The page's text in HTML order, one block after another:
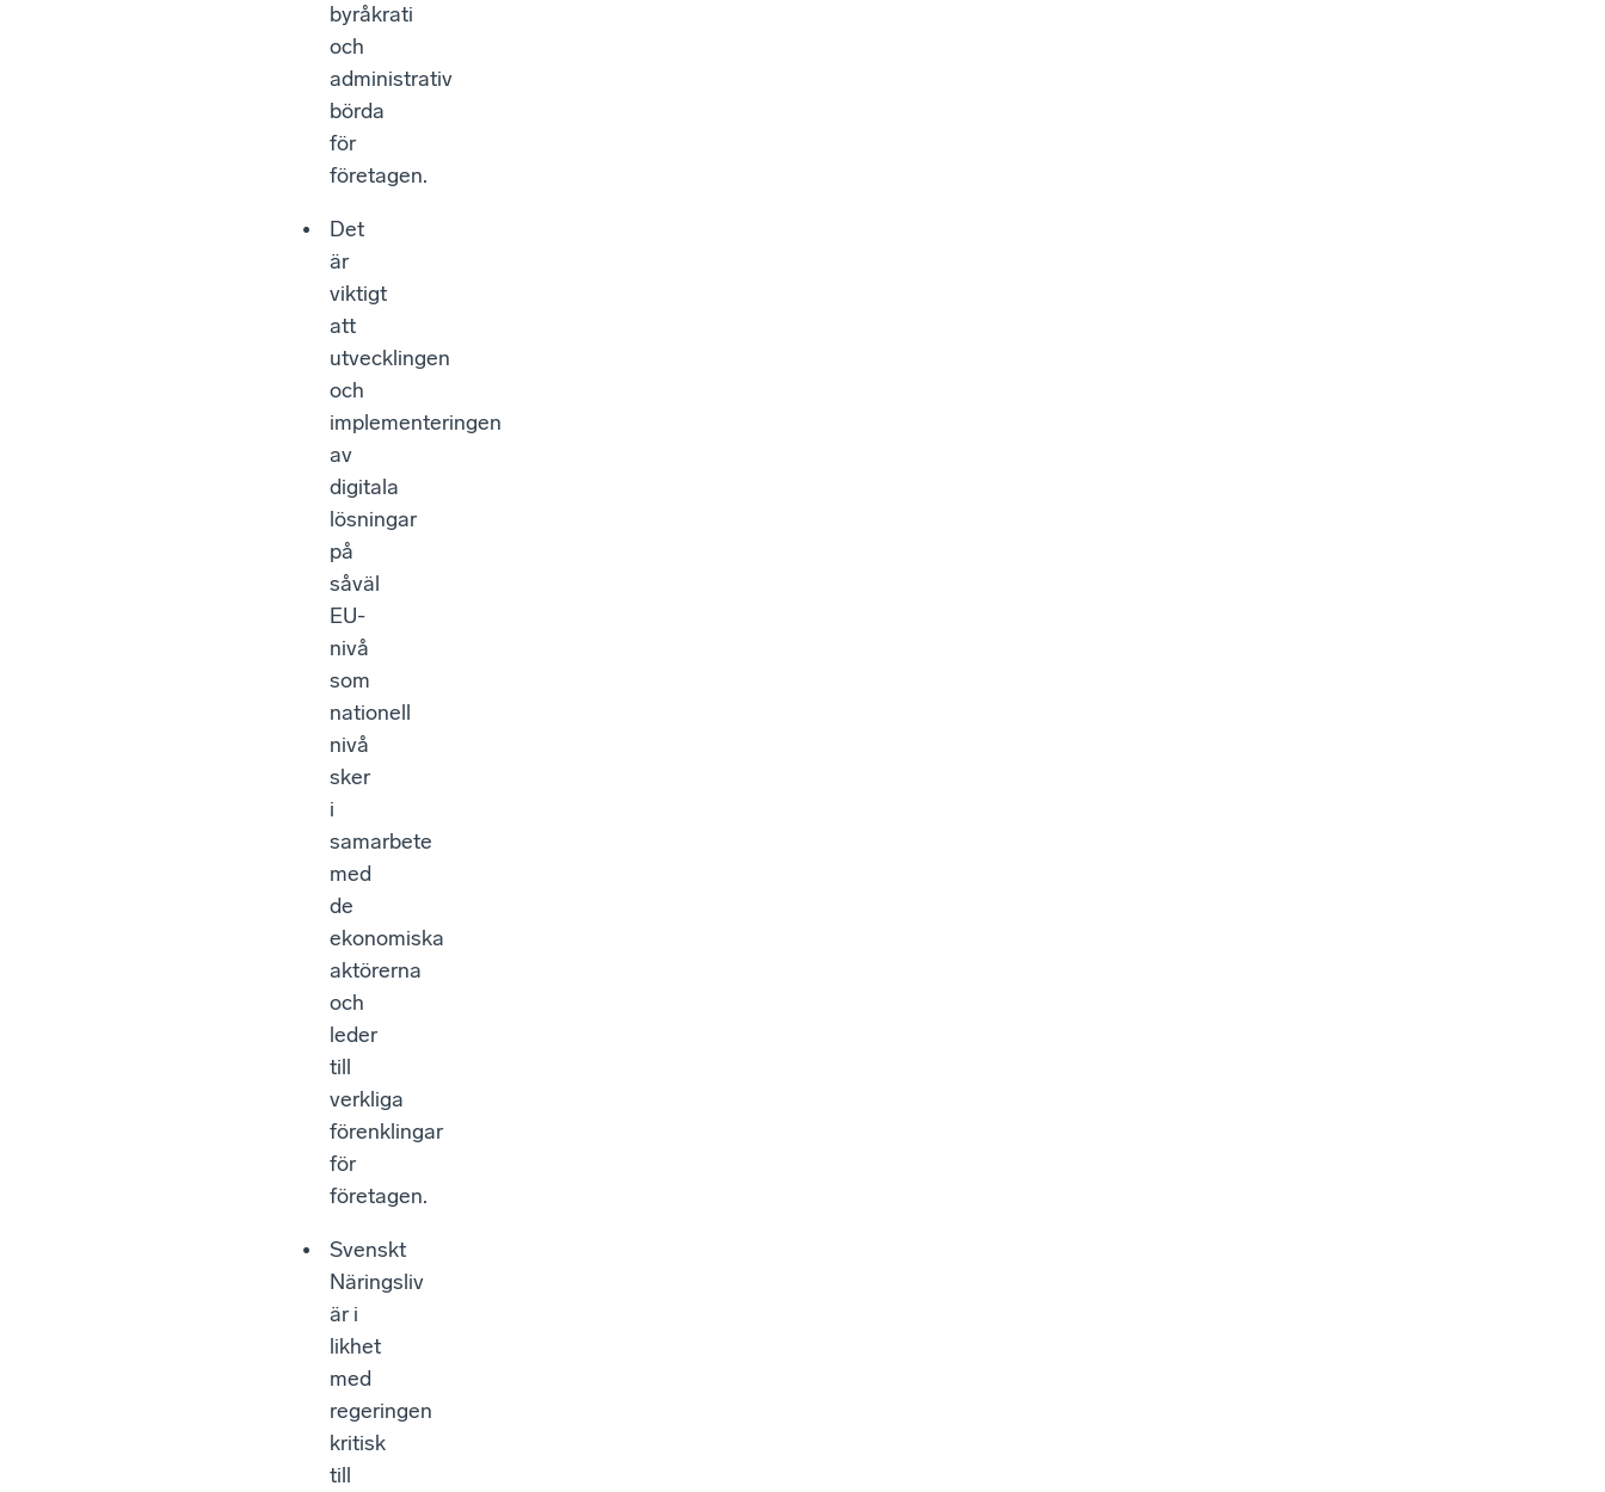
byråkrati
och
administrativ
börda
för
företagen.
Det
är
viktigt
att
utvecklingen
och
implementeringen
av
digitala
lösningar
på
såväl
EU-
nivå
som
nationell
nivå
sker
i
samarbete
med
de
ekonomiska
aktörerna
och
leder
till
verkliga
förenklingar
för
företagen.
Svenskt
Näringsliv
är i
likhet
med
regeringen
kritisk
till